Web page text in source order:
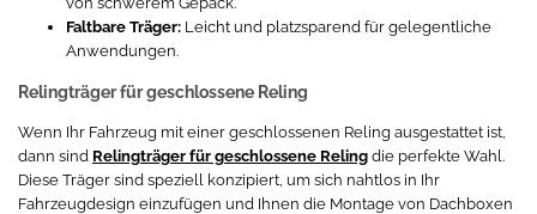
Faltbare Träger: Leicht und platzsparend für gelegentliche
Anwendungen.
Relingträger für geschlossene Reling
Wenn Ihr Fahrzeug mit einer geschlossenen Reling ausgestattet ist,
dann sind Relingträger für geschlossene Reling die perfekte Wahl.
Diese Träger sind speziell konzipiert, um sich nahtlos in Ihr
Fahrzeugdesign einzufügen und Ihnen die Montage von Dachboxen